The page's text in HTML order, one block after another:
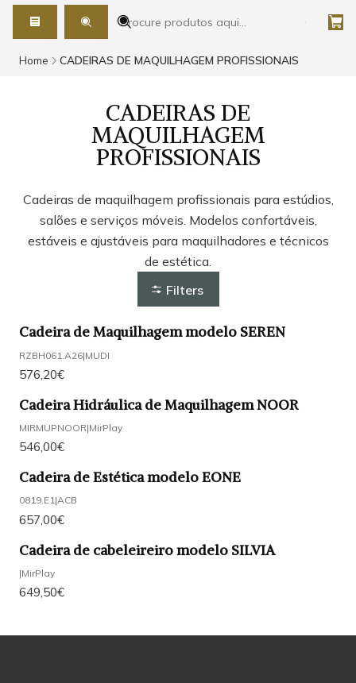
Home CADEIRAS DE MAQUILHAGEM PROFISSIONAIS
CADEIRAS DE
MAQUILHAGEM
PROFISSIONAIS
Cadeiras de maquilhagem profissionais para estúdios,
salões e serviços móveis. Modelos confortáveis,
estáveis e ajustáveis para maquilhadores e técnicos
de estética.
Filters
Cadeira de Maquilhagem modelo SEREN
RZBH061.A26|MUDI
576,20€
Cadeira Hidráulica de Maquilhagem NOOR
MIRMUPNOOR|MirPlay
546,00€
Cadeira de Estética modelo EONE
0819.E1|ACB
657,00€
Cadeira de cabeleireiro modelo SILVIA
|MirPlay
649,50€